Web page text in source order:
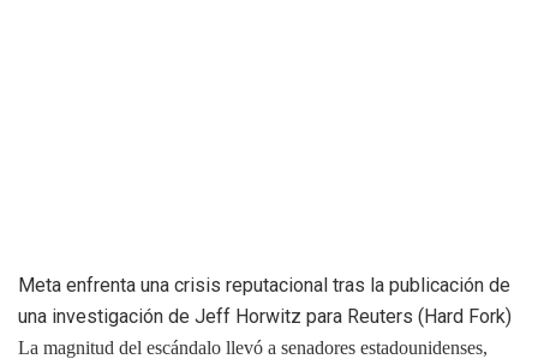
Meta enfrenta una crisis reputacional tras la publicación de
una investigación de Jeff Horwitz para Reuters (Hard Fork)
La magnitud del escándalo llevó a senadores estadounidenses,